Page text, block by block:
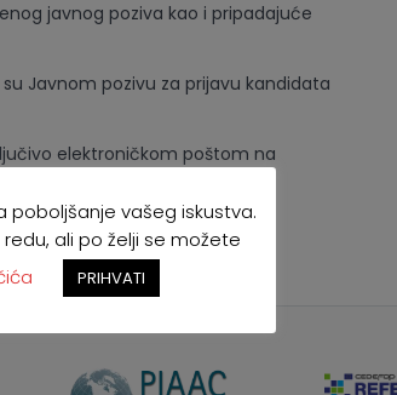
javnog poziva kao i pripadajuće
Javnom pozivu za prijavu kandidata
elektroničkom poštom na
poboljšanje vašeg iskustva.
ali po želji se možete
PRIHVATI